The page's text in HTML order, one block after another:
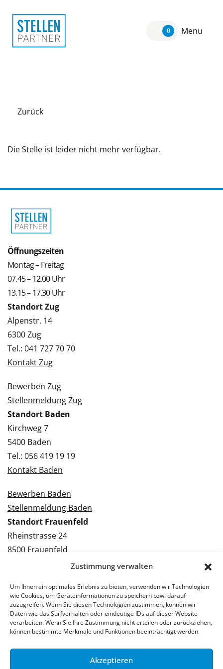
Zustimmung verwalten
Um Ihnen ein optimales Erlebnis zu bieten, verwenden wir Technologien
wie Cookies, um Geräteinformationen zu speichern bzw. darauf
zuzugreifen. Wenn Sie diesen Technologien zustimmen, können wir
Daten wie das Surfverhalten oder eindeutige IDs auf dieser Website
verarbeiten. Wenn Sie Ihre Zustimmung nicht erteilen oder zurückziehen,
können bestimmte Merkmale und Funktionen beeinträchtigt werden.
Akzeptieren
0 Menu
Zurück
Die Stelle ist leider nicht mehr verfügbar.
Öffnungszeiten
Montag – Freitag
07.45 – 12.00 Uhr
13.15 – 17.30 Uhr
Standort Zug
Alpenstr. 14
6300 Zug
Tel.: 041 727 70 70
Kontakt Zug
Bewerben Zug
Stellenmeldung Zug
Standort Baden
Kirchweg 7
5400 Baden
Tel.: 056 419 19 19
Kontakt Baden
Bewerben Baden
Stellenmeldung Baden
Standort Frauenfeld
Rheinstrasse 24
8500 Frauenfeld
Tel.: 052 224 09 09
Bewerben Frauenfeld
Stellenmeldung Frauenfeld
© 2026 Stellenpartner AG